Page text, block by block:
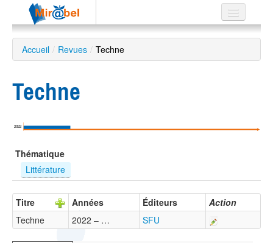
Le réseau
Soutien
Listes
Recherche
avancée
EN
ES
?
Accueil / Revues / Techne
Techne
2022
Thématique
Littérature
Titre Années Éditeurs
Action
Techne
2022 – … SFU